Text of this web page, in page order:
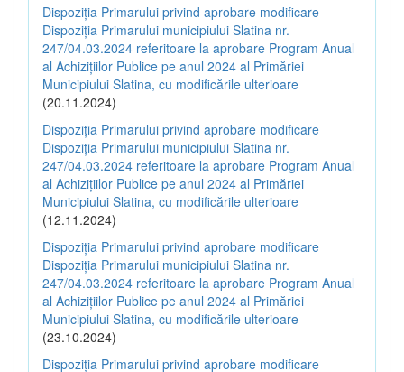
Dispoziția Primarului privind aprobare modificare
Dispoziția Primarului municipiului Slatina nr.
247/04.03.2024 referitoare la aprobare Program Anual
al Achizițiilor Publice pe anul 2024 al Primăriei
Municipiului Slatina, cu modificările ulterioare
(20.11.2024)
Dispoziția Primarului privind aprobare modificare
Dispoziția Primarului municipiului Slatina nr.
247/04.03.2024 referitoare la aprobare Program Anual
al Achizițiilor Publice pe anul 2024 al Primăriei
Municipiului Slatina, cu modificările ulterioare
(12.11.2024)
Dispoziția Primarului privind aprobare modificare
Dispoziția Primarului municipiului Slatina nr.
247/04.03.2024 referitoare la aprobare Program Anual
al Achizițiilor Publice pe anul 2024 al Primăriei
Municipiului Slatina, cu modificările ulterioare
(23.10.2024)
Dispoziția Primarului privind aprobare modificare